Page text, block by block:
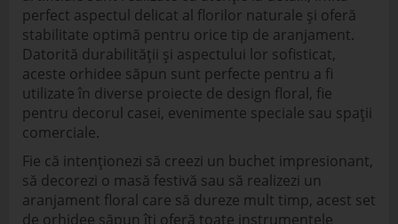
perfect aspectul delicat al florilor naturale și oferă
stabilitate optimă pentru orice tip de aranjament.
Datorită durabilității și aspectului lor sofisticat,
aceste orhidee săpun sunt perfecte pentru a fi
utilizate în diverse proiecte de design floral, fie
pentru decorul casei, evenimente speciale sau spații
comerciale.
Fie că intenționezi să creezi un buchet impresionant,
să decorezi o masă festivă sau să realizezi un
aranjament floral care să dureze mult timp, acest set
de orhidee săpun îți oferă toate instrumentele